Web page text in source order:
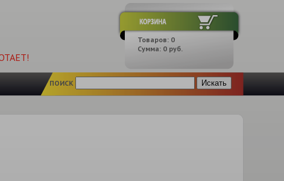
Товаров: 0
Сумма: 0руб.
ПОИСК